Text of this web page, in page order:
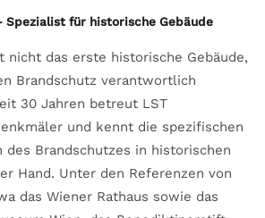
Spezialist für historische Gebäude
nicht das erste historische Gebäude,
Brandschutz verantwortlich
30 Jahren betreut LST
und kennt die spezifischen
des Brandschutzes in historischen
Hand. Unter den Referenzen von
das Wiener Rathaus sowie das